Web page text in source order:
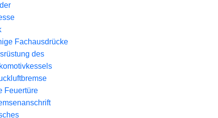
Fachausdrücke
des
Feuertüre